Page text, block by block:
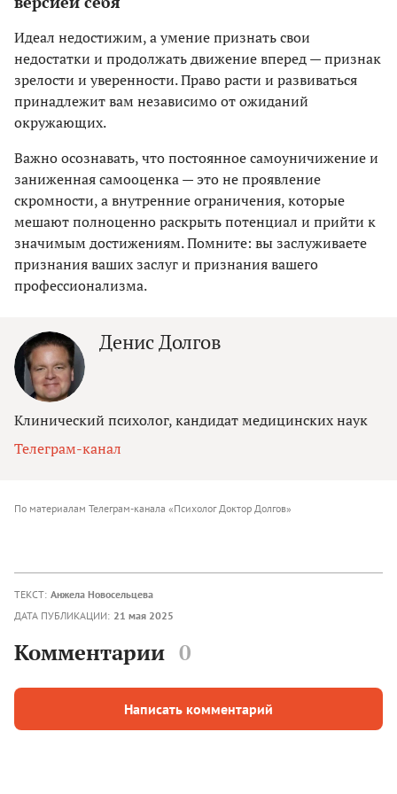
Идеал недостижим, а умение признать свои
недостатки и продолжать движение вперед — признак
зрелости и уверенности. Право расти и развиваться
принадлежит вам независимо от ожиданий
окружающих.
Важно осознавать, что постоянное самоуничижение и
заниженная самооценка — это не проявление
скромности, а внутренние ограничения, которые
мешают полноценно раскрыть потенциал и прийти к
значимым достижениям. Помните: вы заслуживаете
признания ваших заслуг и признания вашего
профессионализма.
Денис Долгов
Клинический психолог, кандидат медицинских наук
Телеграм-канал
По материалам Телеграм-канала «Психолог Доктор Долгов»
ТЕКСТ: Анжела Новосельцева
ДАТА ПУБЛИКАЦИИ: 21 мая 2025
Комментарии 0
Написать комментарий